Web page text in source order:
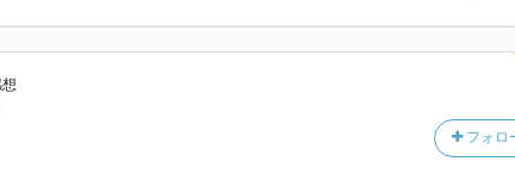
フォロ